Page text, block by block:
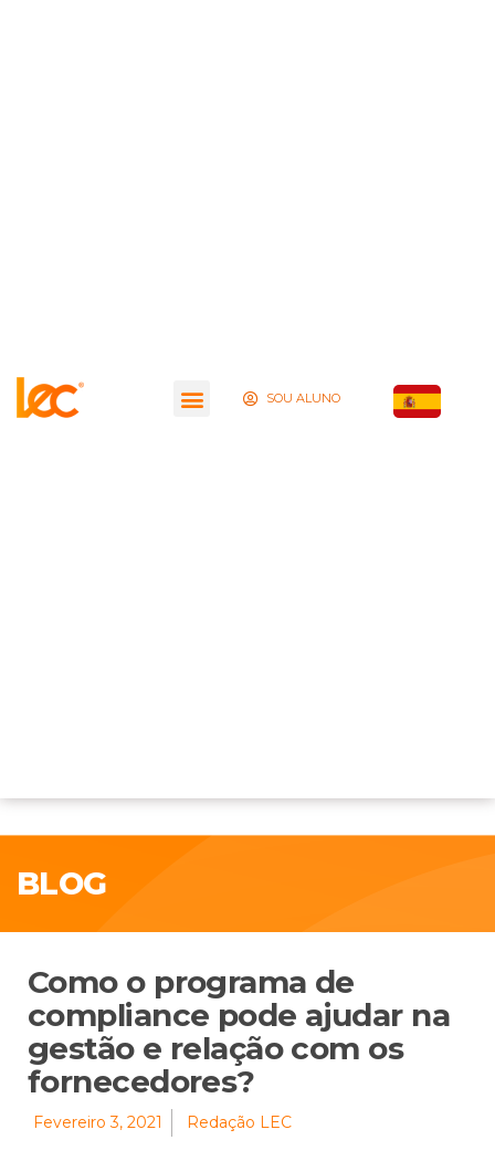
SOU ALUNO
BLOG
Como o programa de
compliance pode ajudar na
gestão e relação com os
fornecedores?
Fevereiro 3, 2021 Redação LEC